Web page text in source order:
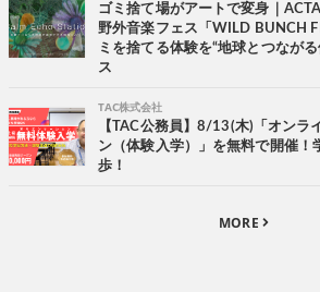
ゴミ捨て場がアートで変身｜
野外音楽フェス「WILD BUNCH
ミを捨てる体験を“地球とつなが
ス
TAC株式会社
【TAC公務員】8/13(木)「オンラ
ン（体験入学）」を無料で開催！
歩！
MORE